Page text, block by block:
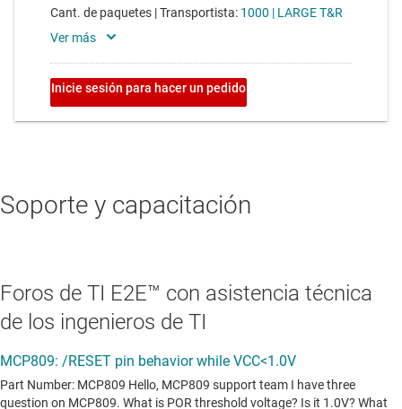
Soporte y capacitación
Foros de TI E2E™ con asistencia técnica
de los ingenieros de TI